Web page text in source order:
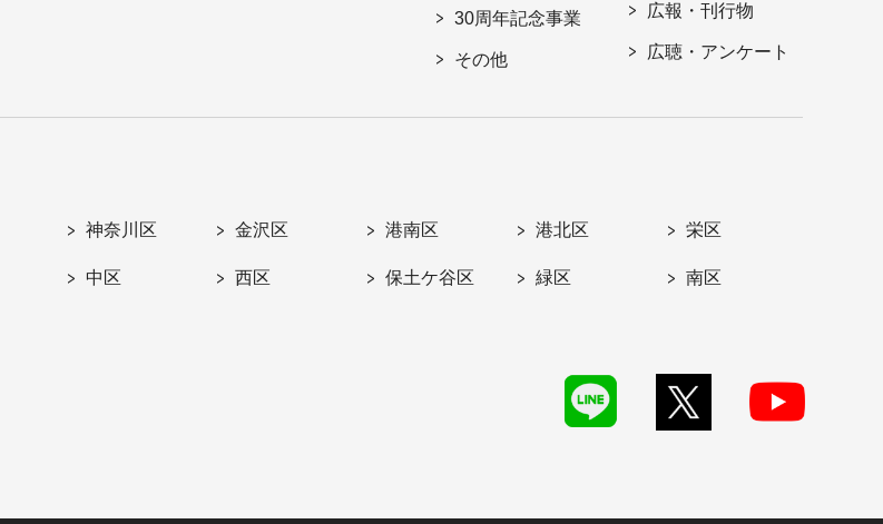
30周年記念事業
その他
広報・刊行物
広聴・アンケート
神奈川区 金沢区 港南区 港北区 栄区
中区 西区 保土ケ谷区 緑区 南区